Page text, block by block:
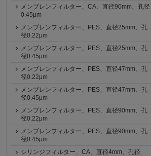
メンブレンフィルター、CA、直径90mm、孔径
0.45μm
メンブレンフィルター、PES、直径25mm、孔
径0.22μm
メンブレンフィルター、PES、直径25mm、孔
径0.45μm
メンブレンフィルター、PES、直径47mm、孔
径0.22μm
メンブレンフィルター、PES、直径47mm、孔
径0.45μm
メンブレンフィルター、PES、直径90mm、孔
径0.22μm
メンブレンフィルター、PES、直径90mm、孔
径0.45μm
シリンジフィルター、CA、直径4mm、孔径